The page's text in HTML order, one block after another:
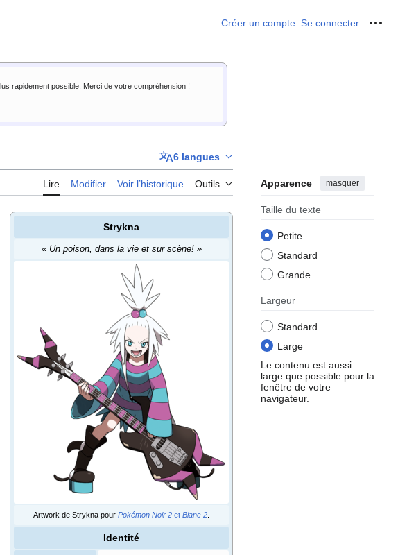
Créer un compte Se connecter Outils
rapidement possible. Merci de votre compréhension !
6 langues
Lire Modifier Voir l’historique Outils Apparence masquer
Taille du texte
Petite
Standard
Grande
Largeur
Standard
Large
Le contenu est aussi
large que possible pour la
fenêtre de votre
navigateur.
Strykna
« Un poison, dans la vie et sur scène! »
Artwork de Strykna pour Pokémon Noir 2 et Blanc 2
Identité